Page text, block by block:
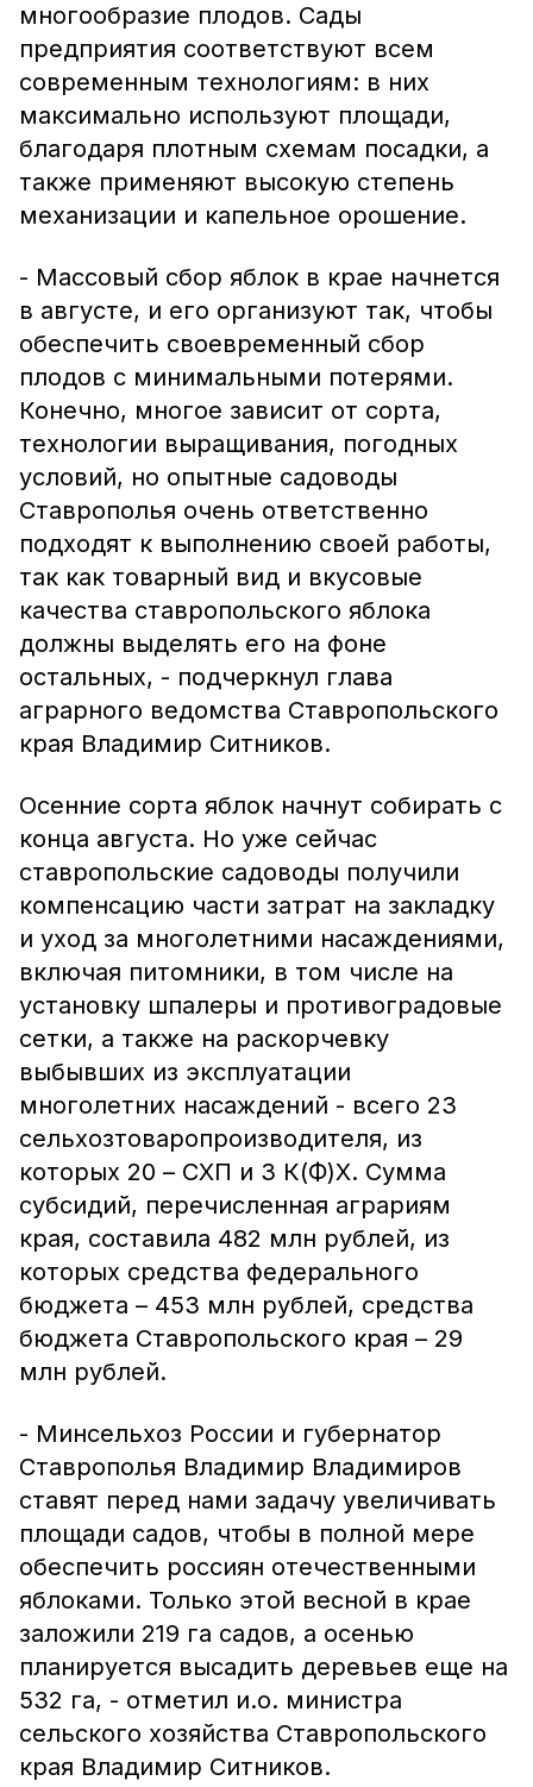
многообразие плодов. Сады
предприятия соответствуют всем
современным технологиям: в них
максимально используют площади,
благодаря плотным схемам посадки, а
также применяют высокую степень
механизации и капельное орошение.
- Массовый сбор яблок в крае начнется
в августе, и его организуют так, чтобы
обеспечить своевременный сбор
плодов с минимальными потерями.
Конечно, многое зависит от сорта,
технологии выращивания, погодных
условий, но опытные садоводы
Ставрополья очень ответственно
подходят к выполнению своей работы,
так как товарный вид и вкусовые
качества ставропольского яблока
должны выделять его на фоне
остальных, - подчеркнул глава
аграрного ведомства Ставропольского
края Владимир Ситников.
Осенние сорта яблок начнут собирать с
конца августа. Но уже сейчас
ставропольские садоводы получили
компенсацию части затрат на закладку
и уход за многолетними насаждениями,
включая питомники, в том числе на
установку шпалеры и противоградовые
сетки, а также на раскорчевку
выбывших из эксплуатации
многолетних насаждений - всего 23
сельхозтоваропроизводителя, из
которых 20 – СХП и 3 К(Ф)Х. Сумма
субсидий, перечисленная аграриям
края, составила 482 млн рублей, из
которых средства федерального
бюджета – 453 млн рублей, средства
бюджета Ставропольского края – 29
млн рублей.
- Минсельхоз России и губернатор
Ставрополья Владимир Владимиров
ставят перед нами задачу увеличивать
площади садов, чтобы в полной мере
обеспечить россиян отечественными
яблоками. Только этой весной в крае
заложили 219 га садов, а осенью
планируется высадить деревьев еще на
532 га, - отметил и.о. министра
сельского хозяйства Ставропольского
края Владимир Ситников.